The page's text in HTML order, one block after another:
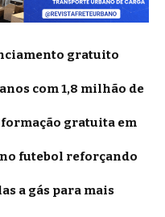
gratuito
com 1,8 milhão de
formação gratuita em
no futebol reforçando
a gás para mais